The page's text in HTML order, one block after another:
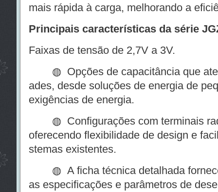
mais rápida à carga, melhorando a
Principais características da série
Faixas de tensão de 2,7V a 3V.
◍ Opções de capacitância que
ades, desde soluções de energia de
exigências de energia.
◍ Configurações com terminais
oferecendo flexibilidade de design e
stemas existentes.
◍ A ficha técnica detalhada fornece
as especificações e parâmetros de